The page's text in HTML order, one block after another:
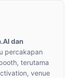
dan
percakapan
terutama
venue